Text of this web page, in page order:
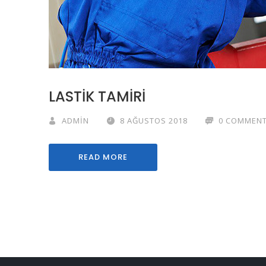
LASTİK TAMİRİ
ADMIN 8 AĞUSTOS 2018 0
READ MORE